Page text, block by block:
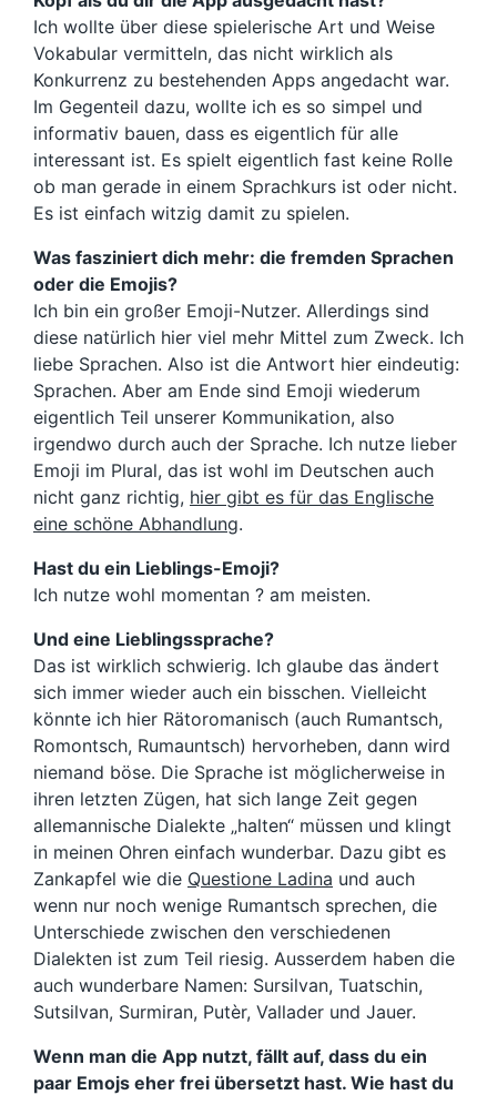
Ich wollte über diese spielerische Art und Weise
Vokabular vermitteln, das nicht wirklich als
Konkurrenz zu bestehenden Apps angedacht war.
Im Gegenteil dazu, wollte ich es so simpel und
informativ bauen, dass es eigentlich für alle
interessant ist. Es spielt eigentlich fast keine Rolle
ob man gerade in einem Sprachkurs ist oder nicht.
Es ist einfach witzig damit zu spielen.
Was fasziniert dich mehr: die fremden Sprachen
oder die Emojis?
Ich bin ein großer Emoji-Nutzer. Allerdings sind
diese natürlich hier viel mehr Mittel zum Zweck. Ich
liebe Sprachen. Also ist die Antwort hier eindeutig:
Sprachen. Aber am Ende sind Emoji wiederum
eigentlich Teil unserer Kommunikation, also
irgendwo durch auch der Sprache. Ich nutze lieber
Emoji im Plural, das ist wohl im Deutschen auch
nicht ganz richtig, hier gibt es für das Englische
eine schöne Abhandlung.
Hast du ein Lieblings-Emoji?
Ich nutze wohl momentan ? am meisten.
Und eine Lieblingssprache?
Das ist wirklich schwierig. Ich glaube das ändert
sich immer wieder auch ein bisschen. Vielleicht
könnte ich hier Rätoromanisch (auch Rumantsch,
Romontsch, Rumauntsch) hervorheben, dann wird
niemand böse. Die Sprache ist möglicherweise in
ihren letzten Zügen, hat sich lange Zeit gegen
allemannische Dialekte „halten“ müssen und klingt
in meinen Ohren einfach wunderbar. Dazu gibt es
Zankapfel wie die Questione Ladina und auch
wenn nur noch wenige Rumantsch sprechen, die
Unterschiede zwischen den verschiedenen
Dialekten ist zum Teil riesig. Ausserdem haben die
auch wunderbare Namen: Sursilvan, Tuatschin,
Sutsilvan, Surmiran, Putèr, Vallader und Jauer.
Wenn man die App nutzt, fällt auf, dass du ein
paar Emojs eher frei übersetzt hast. Wie hast du